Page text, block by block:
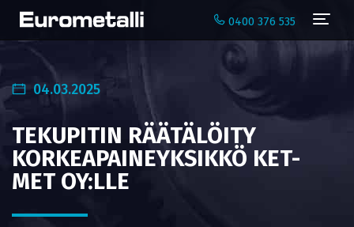
0400 376 535
04.03.2025
TEKUPITIN RÄÄTÄLÖITY
KORKEA­PAINE­YKSIKKÖ KET-
MET OY:LLE